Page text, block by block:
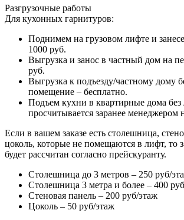
Разгрузочные работы
Для кухонных гарнитуров:
Поднимем на грузовом лифте и
1000 руб.
Выгрузка и занос в частный дом на
руб.
Выгрузка к подъезду/частному дому
помещение – бесплатно.
Подъем кухни в квартирные дома
просчитывается заранее менеджером
Если в вашем заказе есть столешница,
цоколь, которые не помещаются в лифт, то
будет рассчитан согласно прейскуранту.
Столешница до 3 метров – 250 руб/
Столешница 3 метра и более – 400
Стеновая панель – 200 руб/этаж
Цоколь – 50 руб/этаж